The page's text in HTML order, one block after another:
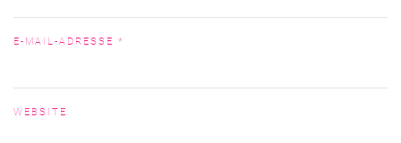
E-MAIL-ADRESSE *
WEBSITE